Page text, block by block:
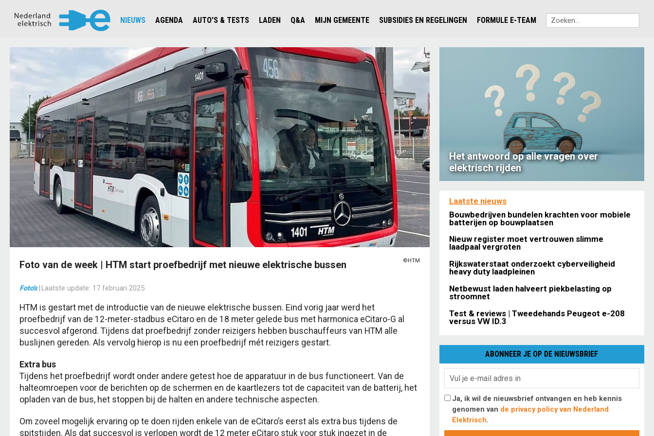
NIEUWS
CIJFERS EN STATISTIEKEN EV'S IN NEDERLAND
AANMELDEN NIEUWSBRIEF
AGENDA
AUTO’S & TESTS
AUTOTESTS
JOUW VOLGENDE AUTO ELEKTRISCH?
LADEN
LADEN IN HET BUITENLAND
Q&A
KOSTEN & MODELLEN
OPLADEN
SLIM LADEN
VEILIGHEID
MILIEU
AFSTAND
AUTODELEN
MIJN GEMEENTE
KENNISLOKET GEMEENTEN
SUBSIDIES EN REGELINGEN FORMULE E-TEAM
©HTM
Foto van de week | HTM start proefbedrijf met nieuwe elektrische bussen
Foto's|Laatste update: 17 februari 2025
HTM is gestart met de introductie van de nieuwe elektrische bussen. Eind vorig jaar werd het
proefbedrijf van de 12-meter-stadbus eCitaro en de 18 meter gelede bus met harmonica eCitaro-G al
succesvol afgerond. Tijdens dat proefbedrijf zonder reizigers hebben buschauffeurs van HTM alle
buslijnen gereden. Als vervolg hierop is nu een proefbedrijf mét reizigers gestart.
Extra bus
Tijdens het proefbedrijf wordt onder andere getest hoe de apparatuur in de bus functioneert. Van de
halteomroepen voor de berichten op de schermen en de kaartlezers tot de capaciteit van de batterij, het
opladen van de bus, het stoppen bij de halten en andere technische aspecten.
Om zoveel mogelijk ervaring op te doen rijden enkele van de eCitaro’s eerst als extra bus tijdens de
spitstijden. Als dat succesvol is verlopen wordt de 12 meter eCitaro stuk voor stuk ingezet in de
Het antwoord op alle vragen over
elektrisch rijden
Laatste nieuws
Bouwbedrijven bundelen krachten voor mobiele
batterijen op bouwplaatsen
Nieuw register moet vertrouwen slimme
laadpaal vergroten
Rijkswaterstaat onderzoekt cyberveiligheid
heavy duty laadpleinen
Netbewust laden halveert piekbelasting op
stroomnet
Test & reviews | Tweedehands Peugeot e-208
versus VW ID.3
ABONNEER JE OP DE NIEUWSBRIEF
Ja, ik wil de nieuwsbrief ontvangen en heb kennis
genomen van de privacy policy van Nederland
Elektrisch.